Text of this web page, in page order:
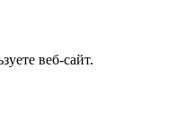
веб-сайт.